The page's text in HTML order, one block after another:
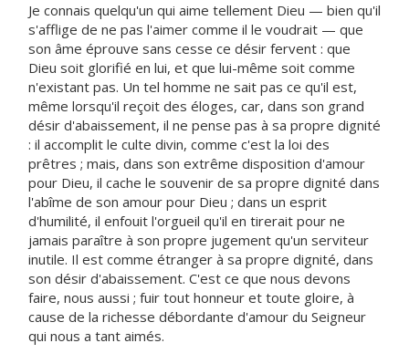
Je connais quelqu'un qui aime tellement Dieu — bien qu'il
s'afflige de ne pas l'aimer comme il le voudrait — que
son âme éprouve sans cesse ce désir fervent : que
Dieu soit glorifié en lui, et que lui-même soit comme
n'existant pas. Un tel homme ne sait pas ce qu'il est,
même lorsqu'il reçoit des éloges, car, dans son grand
désir d'abaissement, il ne pense pas à sa propre dignité
: il accomplit le culte divin, comme c'est la loi des
prêtres ; mais, dans son extrême disposition d'amour
pour Dieu, il cache le souvenir de sa propre dignité dans
l'abîme de son amour pour Dieu ; dans un esprit
d'humilité, il enfouit l'orgueil qu'il en tirerait pour ne
jamais paraître à son propre jugement qu'un serviteur
inutile. Il est comme étranger à sa propre dignité, dans
son désir d'abaissement. C'est ce que nous devons
faire, nous aussi ; fuir tout honneur et toute gloire, à
cause de la richesse débordante d'amour du Seigneur
qui nous a tant aimés.